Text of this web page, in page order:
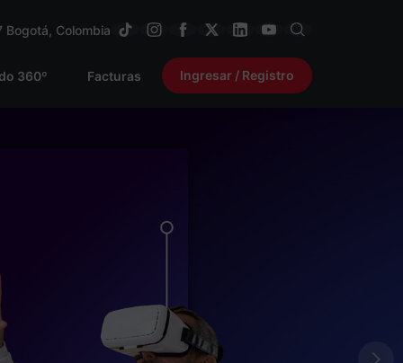
Bogotá, Colombia
360º Facturas Ingresar / Registro